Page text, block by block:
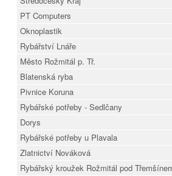
PT Computers
Oknoplastik
Rybářství Lnáře
Město Rožmitál p. Tř.
Blatenská ryba
Pivnice Koruna
Rybářské potřeby - Sedlčany
Dorys
Rybářské potřeby u Plavala
Zlatnictví Nováková
Rybářský kroužek Rožmitál pod